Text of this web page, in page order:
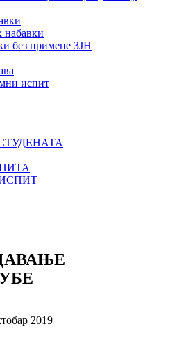
набавки
без примене ЗЈН
испит
2019